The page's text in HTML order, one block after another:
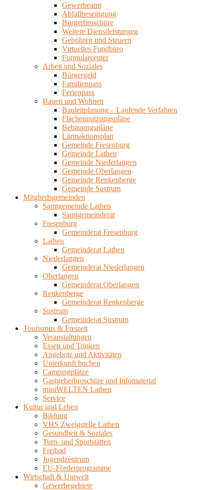
Gewerbeamt
Abfallbeseitigung
Bürgerbroschüre
Weitere Dienstleistungen
Gebühren und Steuern
Virtuelles Fundbüro
Formularcenter
Arbeit und Soziales
Bürgergeld
Familienpass
Ferienpass
Bauen und Wohnen
Bauleitplanung – Laufende Verfahren
Flächennutzungspläne
Bebauungspläne
Lärmaktionsplan
Gemeinde Fresenburg
Gemeinde Lathen
Gemeinde Niederlangen
Gemeinde Oberlangen
Gemeinde Renkenberge
Gemeinde Sustrum
Mitgliedsgemeinden
Samtgemeinde Lathen
Samtgemeinderat
Fresenburg
Gemeinderat Fresenburg
Lathen
Gemeinderat Lathen
Niederlangen
Gemeinderat Niederlangen
Oberlangen
Gemeinderat Oberlangen
Renkenberge
Gemeinderat Renkenberge
Sustrum
Gemeinderat Sustrum
Tourismus & Freizeit
Veranstaltungen
Essen und Trinken
Angebote und Aktivitäten
Unterkunft buchen
Campingplätze
Gastgeberbroschüre und Infomaterial
miniWELTEN Lathen
Service
Kultur und Leben
Bildung
VHS Zweigstelle Lathen
Gesundheit & Soziales
Turn- und Sportstätten
Freibad
Jugendzentrum
EU-Förderprogramme
Wirtschaft & Umwelt
Gewerbegebiete